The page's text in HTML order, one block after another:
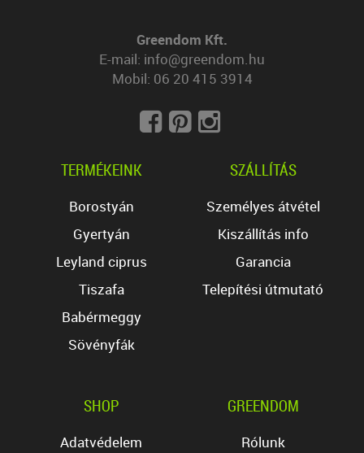
Greendom Kft.
E-mail: info@greendom.hu
Mobil: 06 20 415 3914
TERMÉKEINK
Borostyán
Gyertyán
Leyland ciprus
Tiszafa
Babérmeggy
Sövényfák
SZÁLLÍTÁS
Személyes átvétel
Kiszállítás info
Garancia
Telepítési útmutató
SHOP
Adatvédelem
GREENDOM
Rólunk